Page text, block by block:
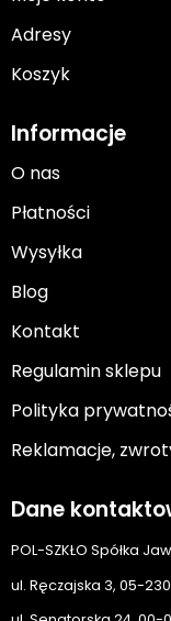
Adresy
Koszyk
Informacje
O nas
Płatności
Wysyłka
Blog
Kontakt
Regulamin sklepu
Polityka
Reklamacje,
Dane
POL-SZKŁO Spółka
ul. Ręczajska 3, 05-